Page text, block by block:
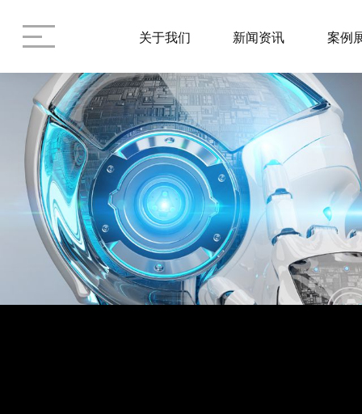
关于我们 新闻资讯 案例